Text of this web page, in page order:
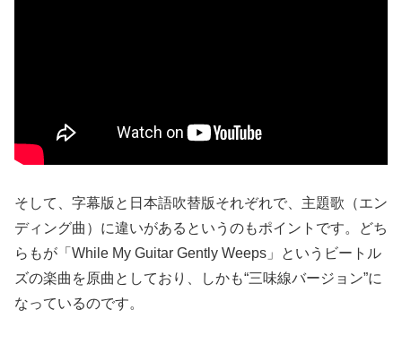
そして、字幕版と日本語吹替版それぞれで、主題歌（エン
ディング曲）に違いがあるというのもポイントです。どち
らもが「While My Guitar Gently Weeps」というビートル
ズの楽曲を原曲としており、しかも“三味線バージョン”に
なっているのです。